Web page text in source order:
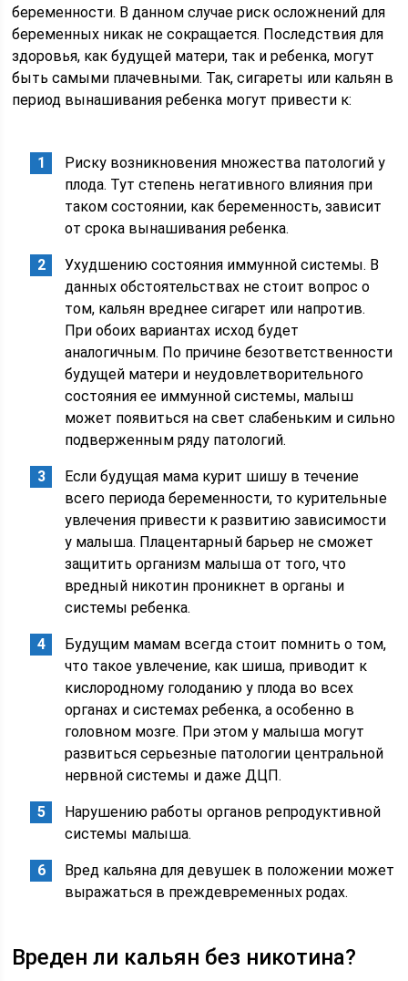
беременности. В данном случае риск осложнений для
беременных никак не сокращается. Последствия для
здоровья, как будущей матери, так и ребенка, могут
быть самыми плачевными. Так, сигареты или кальян в
период вынашивания ребенка могут привести к:
Риску возникновения множества патологий у
плода. Тут степень негативного влияния при
таком состоянии, как беременность, зависит
от срока вынашивания ребенка.
Ухудшению состояния иммунной системы. В
данных обстоятельствах не стоит вопрос о
том, кальян вреднее сигарет или напротив.
При обоих вариантах исход будет
аналогичным. По причине безответственности
будущей матери и неудовлетворительного
состояния ее иммунной системы, малыш
может появиться на свет слабеньким и сильно
подверженным ряду патологий.
Если будущая мама курит шишу в течение
всего периода беременности, то курительные
увлечения привести к развитию зависимости
у малыша. Плацентарный барьер не сможет
защитить организм малыша от того, что
вредный никотин проникнет в органы и
системы ребенка.
Будущим мамам всегда стоит помнить о том,
что такое увлечение, как шиша, приводит к
кислородному голоданию у плода во всех
органах и системах ребенка, а особенно в
головном мозге. При этом у малыша могут
развиться серьезные патологии центральной
нервной системы и даже ДЦП.
Нарушению работы органов репродуктивной
системы малыша.
Вред кальяна для девушек в положении может
выражаться в преждевременных родах.
Вреден ли кальян без никотина?